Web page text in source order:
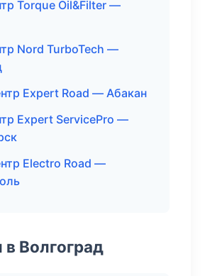
Torque Oil&Filter —
Nord TurboTech —
Expert Road — Абакан
Expert ServicePro —
Electro Road —
Волгоград